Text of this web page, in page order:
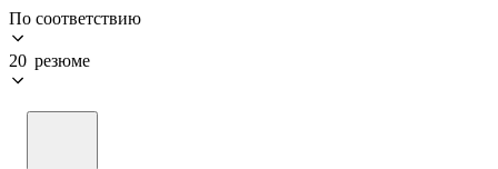
По соответствию
20 резюме